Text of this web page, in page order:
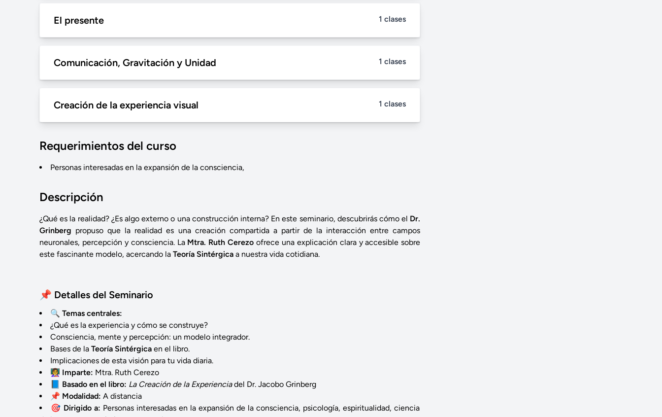
El presente 1 clases
Comunicación, Gravitación y Unidad 1 clases
Creación de la experiencia visual 1 clases
Requerimientos del curso
Personas interesadas en la expansión de la consciencia,
Descripción
¿Qué es la realidad? ¿Es algo externo o una construcción interna? En este seminario, descubrirás cómo el Dr.
Grinberg propuso que la realidad es una creación compartida a partir de la interacción entre campos
neuronales, percepción y consciencia. La Mtra. Ruth Cerezo ofrece una explicación clara y accesible sobre
este fascinante modelo, acercando la Teoría Sintérgica a nuestra vida cotidiana.
📌 Detalles del Seminario
🔍 Temas centrales:
¿Qué es la experiencia y cómo se construye?
Consciencia, mente y percepción: un modelo integrador.
Bases de la Teoría Sintérgica en el libro.
Implicaciones de esta visión para tu vida diaria.
👩‍🏫 Imparte: Mtra. Ruth Cerezo
📘 Basado en el libro: La Creación de la Experienciadel Dr. Jacobo Grinberg
📌 Modalidad: A distancia
🎯 Dirigido a: Personas interesadas en la expansión de la consciencia, psicología, espiritualidad, ciencia